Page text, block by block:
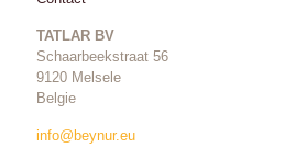
TATLAR BV
Schaarbeekstraat 56
9120 Melsele
Belgie
info@beynur.eu